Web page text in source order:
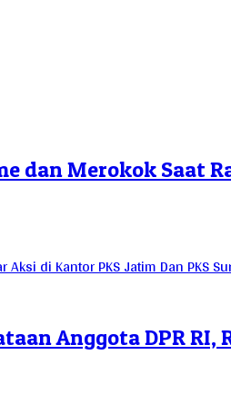
dan Merokok Saat
Anggota DPR RI,